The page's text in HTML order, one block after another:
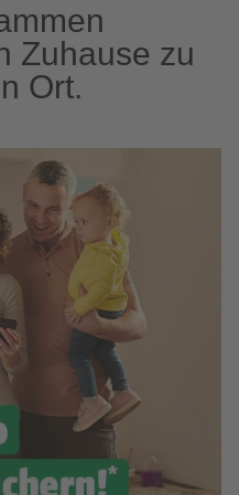
Zuhause zu
Ort.